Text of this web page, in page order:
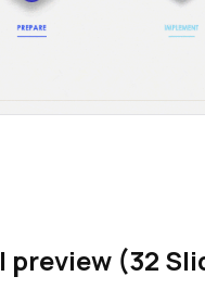
preview (32